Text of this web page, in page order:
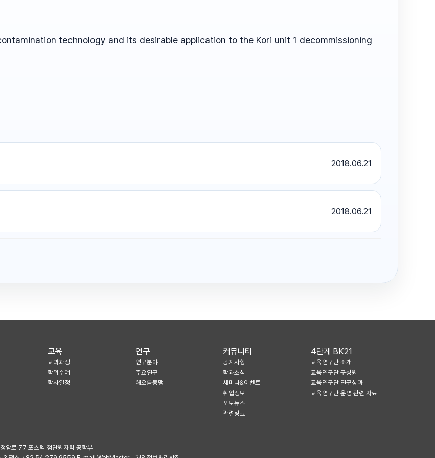
technology and its desirable application to the Kori unit 1 decommissioning
2018.06.21
2018.06.21
교육
교과과정
학위수여
학사일정
연구
연구분야
주요연구
해오름동맹
커뮤니티
공지사항
학과소식
세미나&이벤트
취업정보
포토뉴스
관련링크
4단계 BK21
교육연구단 소개
교육연구단 구성원
교육연구단 연구성과
교육연구단 운영 관련 자료
암로 77 포스텍 첨단원자력 공학부